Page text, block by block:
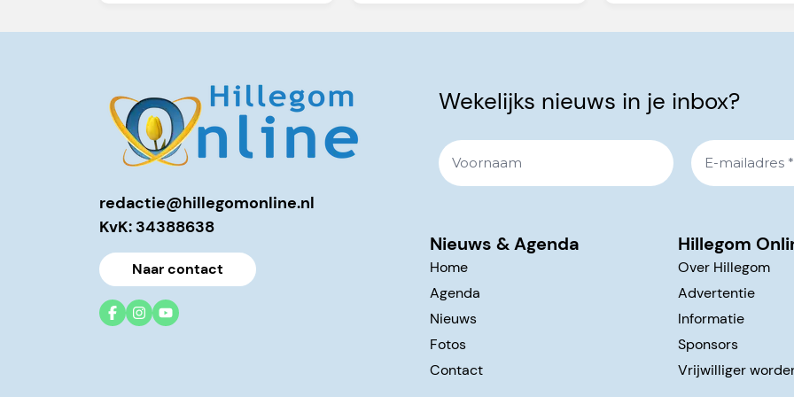
redactie@hillegomonline.nl
KvK: 34388638
Naar contact
Wekelijks nieuws in je inbox?
Nieuws & Agenda
Home
Agenda
Nieuws
Fotos
Contact
Hillegom
Over Hillegom
Advertentie
Informatie
Sponsors
Vrijwilliger